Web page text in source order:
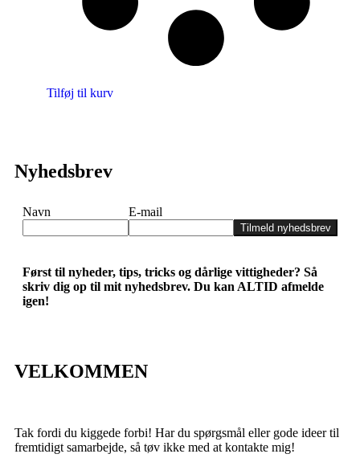
Tilføj til kurv
Nyhedsbrev
Navn E-mail
Tilmeld nyhedsbrev
Først til nyheder, tips, tricks og dårlige vittigheder? Så
skriv dig op til mit nyhedsbrev. Du kan ALTID afmelde
igen!
VELKOMMEN
Tak fordi du kiggede forbi! Har du spørgsmål eller gode ideer til
fremtidigt samarbejde, så tøv ikke med at kontakte mig!